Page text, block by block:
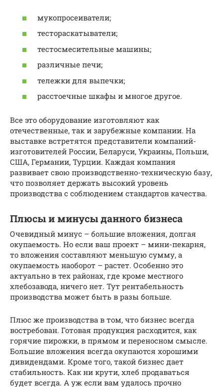
мукопросеиватели;
тестораскатыватели;
тестосмесительные машины;
различные печи;
тележки для выпечки;
расстоечные шкафы и многое другое.
Все это оборудование изготовляют как
отечественные, так и зарубежные компании. На
выставке встретятся представители компаний-
изготовителей России, Беларуси, Украины, Польши,
США, Германии, Турции. Каждая компания
развивает свою производственно-техническую базу,
что позволяет держать высокий уровень
производства с соблюдением стандартов качества.
Плюсы и минусы данного бизнеса
Очевидный минус – большие вложения, долгая
окупаемость. Но если ваш проект – мини-пекарня,
то вложения составляют меньшую сумму, а
окупаемость наоборот – растет. Особенно это
актуально в тех районах, где кроме местного
хлебозавода, ничего нет. Тут рентабельность
производства может быть в разы больше.
Плюс же производства в том, что бизнес всегда
востребован. Готовая продукция расходится, как
горячие пирожки, в прямом и переносном смысле.
Большие вложения всегда окупаются хорошими
дивидендами. Кроме того, такой бизнес дает
стабильность. Как ни крути, хлеб продаваться
будет всегда. А уж если вам удалось прочно